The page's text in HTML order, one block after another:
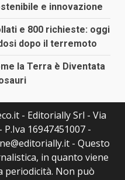
e innovazione
e 800 richieste: oggi
dopo il terremoto
la Terra è Diventata
- Editorially Srl - Via
P.Iva 16947451007 -
- Questo
in quanto viene
periodicità. Non può